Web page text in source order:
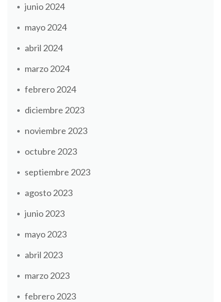
junio 2024
mayo 2024
abril 2024
marzo 2024
febrero 2024
diciembre 2023
noviembre 2023
octubre 2023
septiembre 2023
agosto 2023
junio 2023
mayo 2023
abril 2023
marzo 2023
febrero 2023